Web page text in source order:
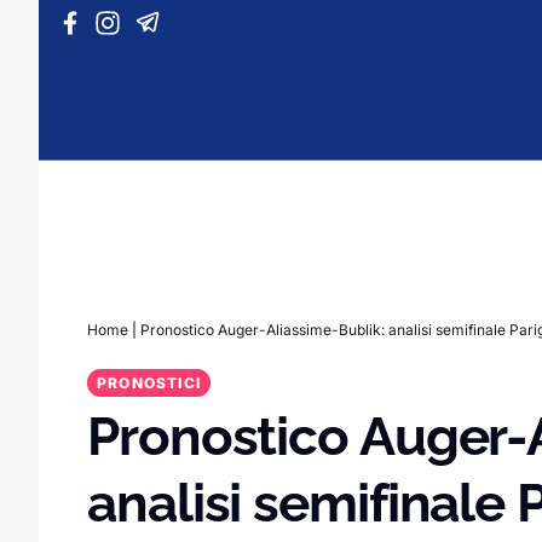
Vai al contenuto
Home Pronostico Auger-Aliassime-Bublik: analisi semifinale
PRONOSTICI
Pronostico
analisi semifinale